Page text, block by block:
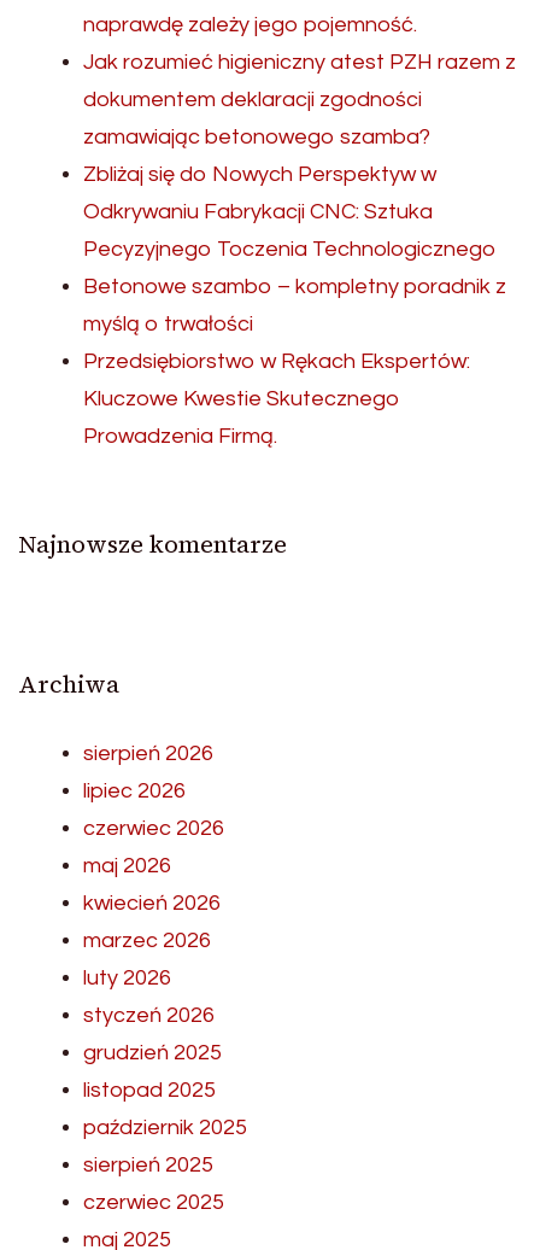
naprawdę zależy jego pojemność.
Jak rozumieć higieniczny atest PZH razem z
dokumentem deklaracji zgodności
zamawiając betonowego szamba?
Zbliżaj się do Nowych Perspektyw w
Odkrywaniu Fabrykacji CNC: Sztuka
Pecyzyjnego Toczenia Technologicznego
Betonowe szambo – kompletny poradnik z
myślą o trwałości
Przedsiębiorstwo w Rękach Ekspertów:
Kluczowe Kwestie Skutecznego
Prowadzenia Firmą.
Najnowsze komentarze
Archiwa
sierpień 2026
lipiec 2026
czerwiec 2026
maj 2026
kwiecień 2026
marzec 2026
luty 2026
styczeń 2026
grudzień 2025
listopad 2025
październik 2025
sierpień 2025
czerwiec 2025
maj 2025